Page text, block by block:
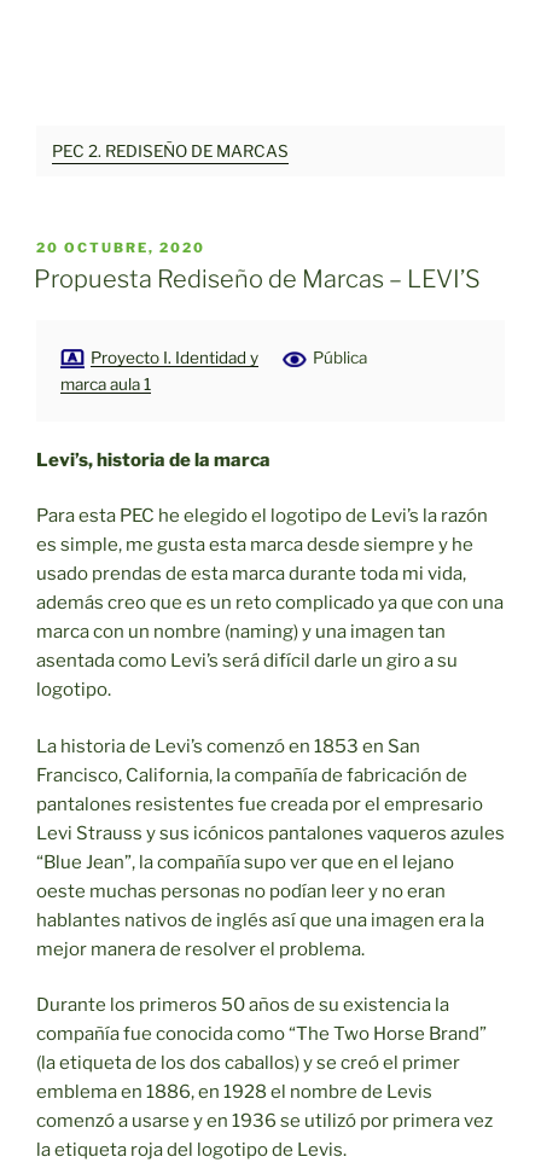
PEC 2. REDISEÑO DE MARCAS
PUBLICADO
EL
20 OCTUBRE, 2020
Propuesta Rediseño de Marcas – LEVI’S
Proyecto I. Identidad y
marca aula 1
Pública
Levi’s, historia de la marca
Para esta PEC he elegido el logotipo de Levi’s la razón
es simple, me gusta esta marca desde siempre y he
usado prendas de esta marca durante toda mi vida,
además creo que es un reto complicado ya que con una
marca con un nombre (naming) y una imagen tan
asentada como Levi’s será difícil darle un giro a su
logotipo.
La historia de Levi’s comenzó en 1853 en San
Francisco, California, la compañía de fabricación de
pantalones resistentes fue creada por el empresario
Levi Strauss y sus icónicos pantalones vaqueros azules
“Blue Jean”, la compañía supo ver que en el lejano
oeste muchas personas no podían leer y no eran
hablantes nativos de inglés así que una imagen era la
mejor manera de resolver el problema.
Durante los primeros 50 años de su existencia la
compañía fue conocida como “The Two Horse Brand”
(la etiqueta de los dos caballos) y se creó el primer
emblema en 1886, en 1928 el nombre de Levis
comenzó a usarse y en 1936 se utilizó por primera vez
la etiqueta roja del logotipo de Levis.